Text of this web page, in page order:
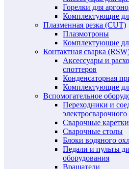
Горелки для
Комплектующие
Плазменная резка (CUT)
Плазмотроны
Комплектующие
Контактная сварка
Аксессуары и
споттеров
Конденсаторная
Комплектующие
Вспомогательное
Переходники и
Сварочные каретки
Сварочные столы
Блоки водяного
Педали и пульты
оборудования
Вращатели